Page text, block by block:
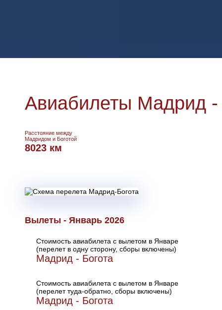
Авиабилеты Мадрид -
Расстояние между
Мадридом и Боготой
8023 км
Вылеты - Январь 2026
Стоимость авиабилета с вылетом в Январе
(перелет в одну сторону, сборы включены)
Мадрид - Богота
Стоимость авиабилета с вылетом в Январе
(перелет туда-обратно, сборы включены)
Мадрид - Богота